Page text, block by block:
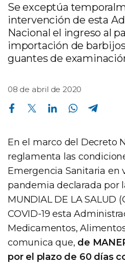
Se exceptúa
intervención de esta
Nacional el ingreso al
importación de
guantes de
08 de abril de 2020
Compartir en Facebook Compartir en Twitter Compartir en Linkedin Compartir en Whatsapp
En el marco del Decreto
reglamenta las
Emergencia Sanitaria en
pandemia declarada por
MUNDIAL DE LA SALUD
COVID-19 esta
Medicamentos,
comunica que, de
por el plazo de 60 días